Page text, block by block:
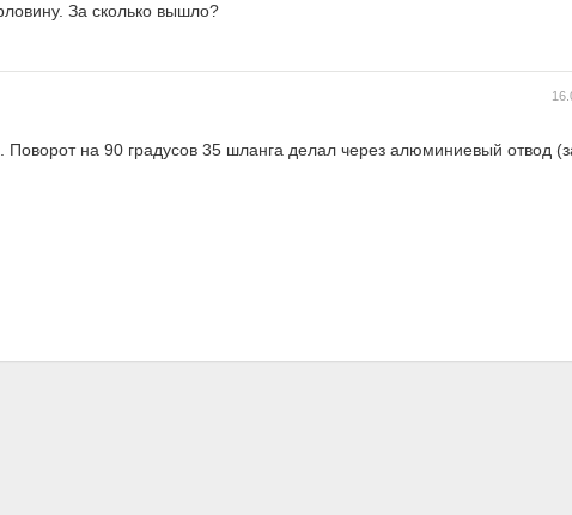
За сколько вышло?
на 90 градусов 35 шланга делал через алюминиевый отвод